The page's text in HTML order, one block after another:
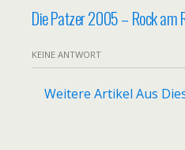
Die Patzer 2005 – Rock am
KEINE ANTWORT
Weitere Artikel Aus